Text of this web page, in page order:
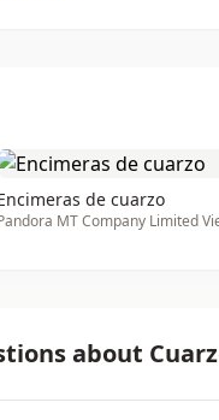
de cuarzo
about